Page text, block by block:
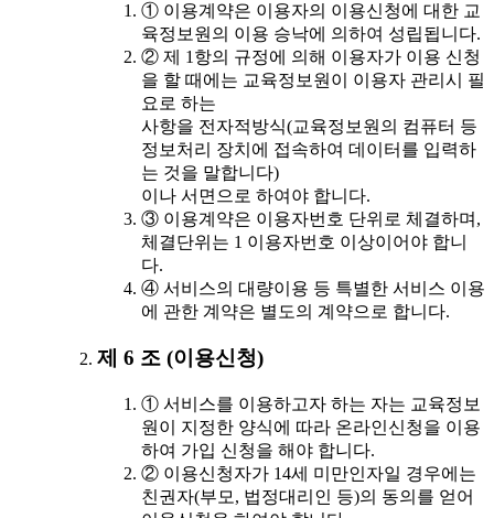
① 이용계약은 이용자의 이용신청에 대한 교
육정보원의 이용 승낙에 의하여 성립됩니다.
② 제 1항의 규정에 의해 이용자가 이용 신청
을 할 때에는 교육정보원이 이용자 관리시 필
요로 하는
사항을 전자적방식(교육정보원의 컴퓨터 등
정보처리 장치에 접속하여 데이터를 입력하
는 것을 말합니다)
이나 서면으로 하여야 합니다.
③ 이용계약은 이용자번호 단위로 체결하며,
체결단위는 1 이용자번호 이상이어야 합니
다.
④ 서비스의 대량이용 등 특별한 서비스 이용
에 관한 계약은 별도의 계약으로 합니다.
제 6 조 (이용신청)
① 서비스를 이용하고자 하는 자는 교육정보
원이 지정한 양식에 따라 온라인신청을 이용
하여 가입 신청을 해야 합니다.
② 이용신청자가 14세 미만인자일 경우에는
친권자(부모, 법정대리인 등)의 동의를 얻어